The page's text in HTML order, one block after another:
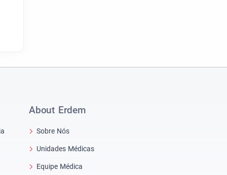
About Erdem
Sobre Nós
Unidades Médicas
Equipe Médica